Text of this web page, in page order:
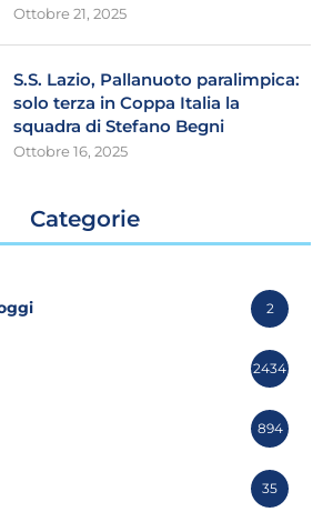
Ottobre 21, 2025
S.S. Lazio, Pallanuoto paralimpica:
solo terza in Coppa Italia la
squadra di Stefano Begni
Ottobre 16, 2025
Categorie
2
2434
894
35